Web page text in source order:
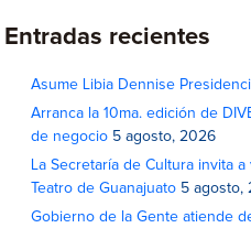
Entradas recientes
Asume Libia Dennise
Arranca la 10ma. edición de
de negocio 5 agosto, 2026
La Secretaría de Cultura invita
Teatro de Guanajuato 5 agosto,
Gobierno de la Gente atiende